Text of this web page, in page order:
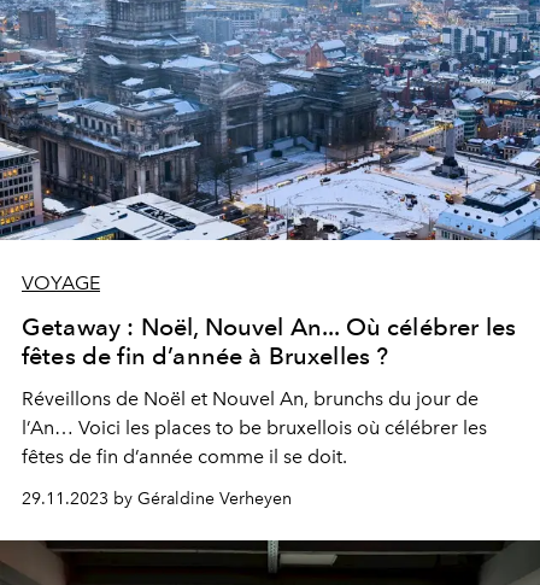
VOYAGE
Getaway : Noël, Nouvel An... Où célébrer les
fêtes de fin d’année à Bruxelles ?
Réveillons de Noël et Nouvel An, brunchs du jour de
l’An… Voici les places to be bruxellois où célébrer les
fêtes de fin d’année comme il se doit.
29.11.2023 by Géraldine Verheyen